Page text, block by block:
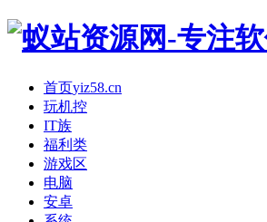
首页yiz58.cn
玩机控
IT族
福利类
游戏区
电脑
安卓